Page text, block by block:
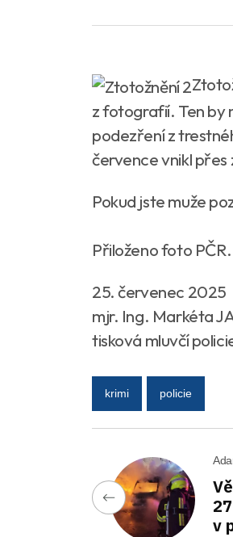
z fotografií. Ten by
podezření z
července vnikl
Pokud jste muže
Přiloženo foto PČR.
25. červenec 2025
mjr. Ing. Markéta
tisková mluvčí
krimi policie
v